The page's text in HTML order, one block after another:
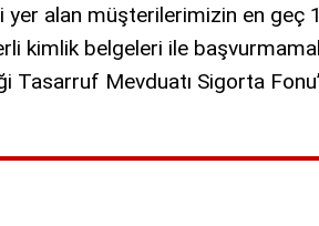
yer alan müşterilerimizin en
kimlik belgeleri ile
Tasarruf Mevduatı Sigorta